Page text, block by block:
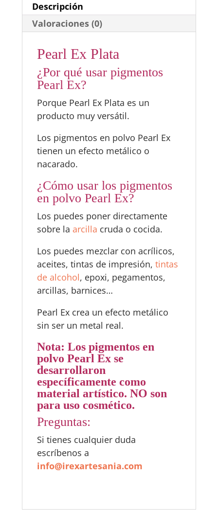
Descripción
Valoraciones (0)
Pearl Ex Plata
¿Por qué usar pigmentos
Pearl Ex?
Porque Pearl Ex Plata es un
producto muy versátil.
Los pigmentos en polvo Pearl Ex
tienen un efecto metálico o
nacarado.
¿Cómo usar los pigmentos
en polvo Pearl Ex?
Los puedes poner directamente
sobre la arcilla cruda o cocida.
Los puedes mezclar con acrílicos,
aceites, tintas de impresión, tintas
de alcohol, epoxi, pegamentos,
arcillas, barnices…
Pearl Ex crea un efecto metálico
sin ser un metal real.
Nota: Los pigmentos en
polvo Pearl Ex se
desarrollaron
específicamente como
material artístico. NO son
para uso cosmético.
Preguntas:
Si tienes cualquier duda
escríbenos a
info@irexartesania.com